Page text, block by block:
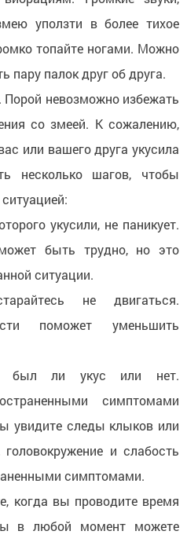
уползти в более тихое
топайте ногами. Можно
пару палок друг об друга.
Порой невозможно избежать
со змеей. К сожалению,
или вашего друга укусила
несколько шагов, чтобы
укусили, не паникует.
быть трудно, но это
ситуации.
не двигаться.
поможет уменьшить
был ли укус или нет.
симптомами
увидите следы клыков или
и слабость
симптомами.
когда вы проводите время
в любой момент можете